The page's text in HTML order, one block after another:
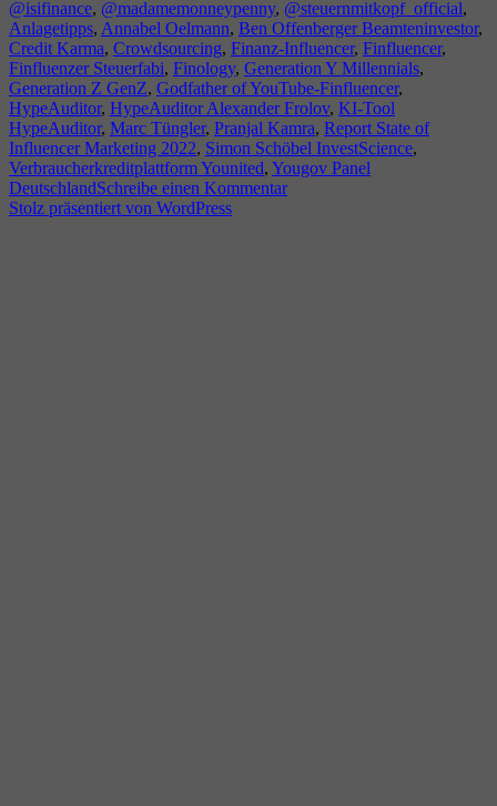
@isifinance, @madamemonneypenny, @steuernmitkopf_official,
Anlagetipps, Annabel Oelmann, Ben Offenberger Beamteninvestor,
Credit Karma, Crowdsourcing, Finanz-Influencer, Finfluencer,
Finfluenzer Steuerfabi, Finology, Generation Y Millennials,
Generation Z GenZ, Godfather of YouTube-Finfluencer,
HypeAuditor, HypeAuditor Alexander Frolov, KI-Tool
HypeAuditor, Marc Tüngler, Pranjal Kamra, Report State of
Influencer Marketing 2022, Simon Schöbel InvestScience,
Verbraucherkreditplattform Younited, Yougov Panel
DeutschlandSchreibe einen Kommentarzu
Stolz präsentiert von WordPress